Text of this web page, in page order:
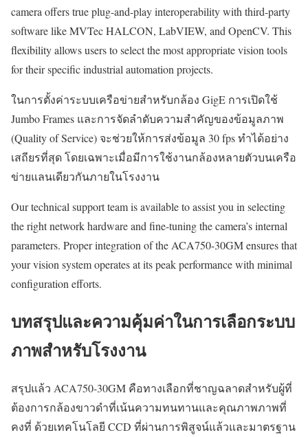
camera offers true plug-and-play interoperability with third-party
software like MVTec HALCON, LabVIEW, and OpenCV. This
flexibility allows users to select the most appropriate vision tools
for their specific industrial automation projects.
ในการตั้งค่าระบบเครือข่ายสำหรับกล้อง GigE การเปิดใช้
Jumbo Frames และการจัดลำดับความสำคัญของข้อมูลภาพ
(Quality of Service) จะช่วยให้การส่งข้อมูล 30 fps ทำได้อย่าง
เสถียรที่สุด โดยเฉพาะเมื่อมีการใช้งานกล้องหลายตัวบนเครือ
ข่ายแลนเดียวกันภายในโรงงาน
Our technical support team is available to assist you in selecting
the right network hardware and fine-tuning the camera’s internal
parameters. Proper integration of the ACA750-30GM ensures that
your vision system operates at its peak performance with minimal
configuration efforts.
บทสรุปและความคุ้มค่าในการเลือกระบบ
ภาพสำหรับโรงงาน
สรุปแล้ว ACA750-30GM คือทางเลือกที่ชาญฉลาดสำหรับผู้ที่
ต้องการกล้องขาวดำที่เน้นความทนทานและคุณภาพภาพที่
คงที่ ด้วยเทคโนโลยี CCD ที่ผ่านการพิสูจน์แล้วและมาตรฐาน